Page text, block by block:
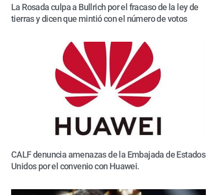
La Rosada culpa a Bullrich por el fracaso de la ley de
tierras y dicen que mintió con el número de votos
CALF denuncia amenazas de la Embajada de Estados
Unidos por el convenio con Huawei.